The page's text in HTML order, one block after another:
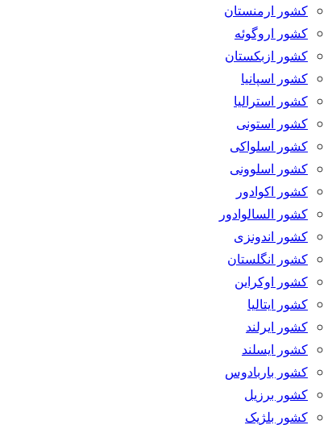
کشور ارمنستان
کشور اروگوئه
کشور ازبکستان
کشور اسپانیا
کشور استرالیا
کشور استونی
کشور اسلواکی
کشور اسلوونی
کشور اکوادور
کشور السالوادور
کشور اندونزی
کشور انگلستان
کشور اوکراین
کشور ایتالیا
کشور ایرلند
کشور ایسلند
کشور باربادوس
کشور برزیل
کشور بلژیک